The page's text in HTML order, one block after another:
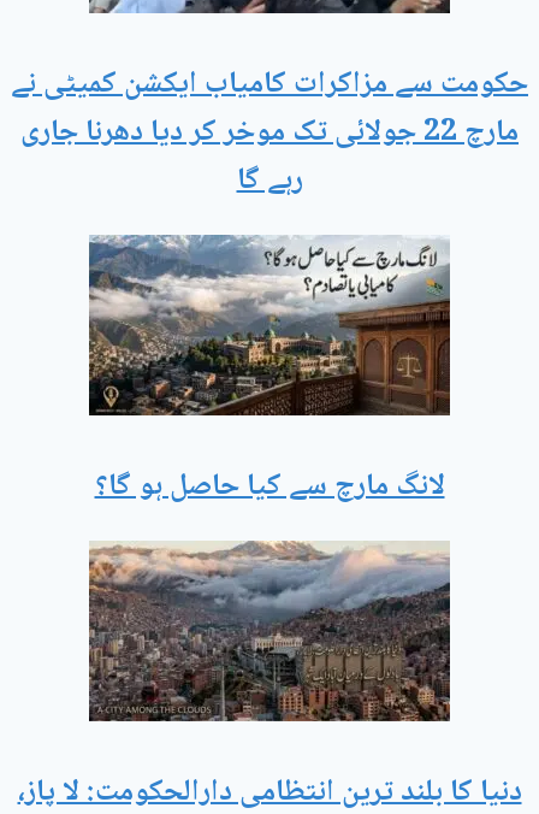
حکومت سے مزاکرات کامیاب ایکشن کمیٹی نے
مارچ 22 جولائی تک موخر کر دیا دھرنا جاری
رہے گا
لانگ مارچ سے کیا حاصل ہو گا؟
دنیا کا بلند ترین انتظامی دارالحکومت: لا پاز،